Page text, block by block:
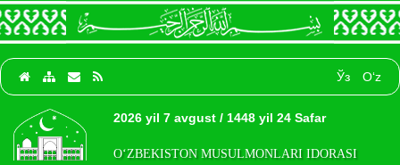
Ўз O‘z
2026 yil 7 avgust / 1448 yil 24 Safar
O‘ZBEKISTON MUSULMONLARI IDORASI